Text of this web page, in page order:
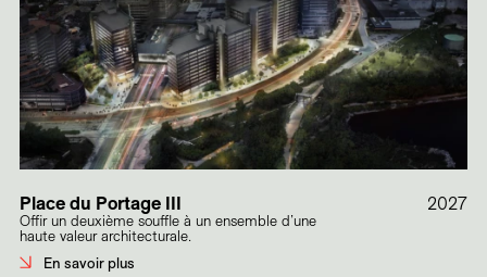
Place du Portage III
Offir un deuxième souffle à un ensemble d’une
haute valeur architecturale.
En savoir plus
2027